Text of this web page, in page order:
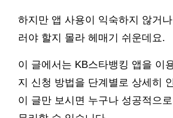
하지만 앱 사용이 익숙하지 않거
러야 할지 몰라 헤매기 쉬운데요.
이 글에서는 KB스타뱅킹 앱을 이
지 신청 방법을 단계별로 상세히
이 글만 보시면 누구나 성공적으